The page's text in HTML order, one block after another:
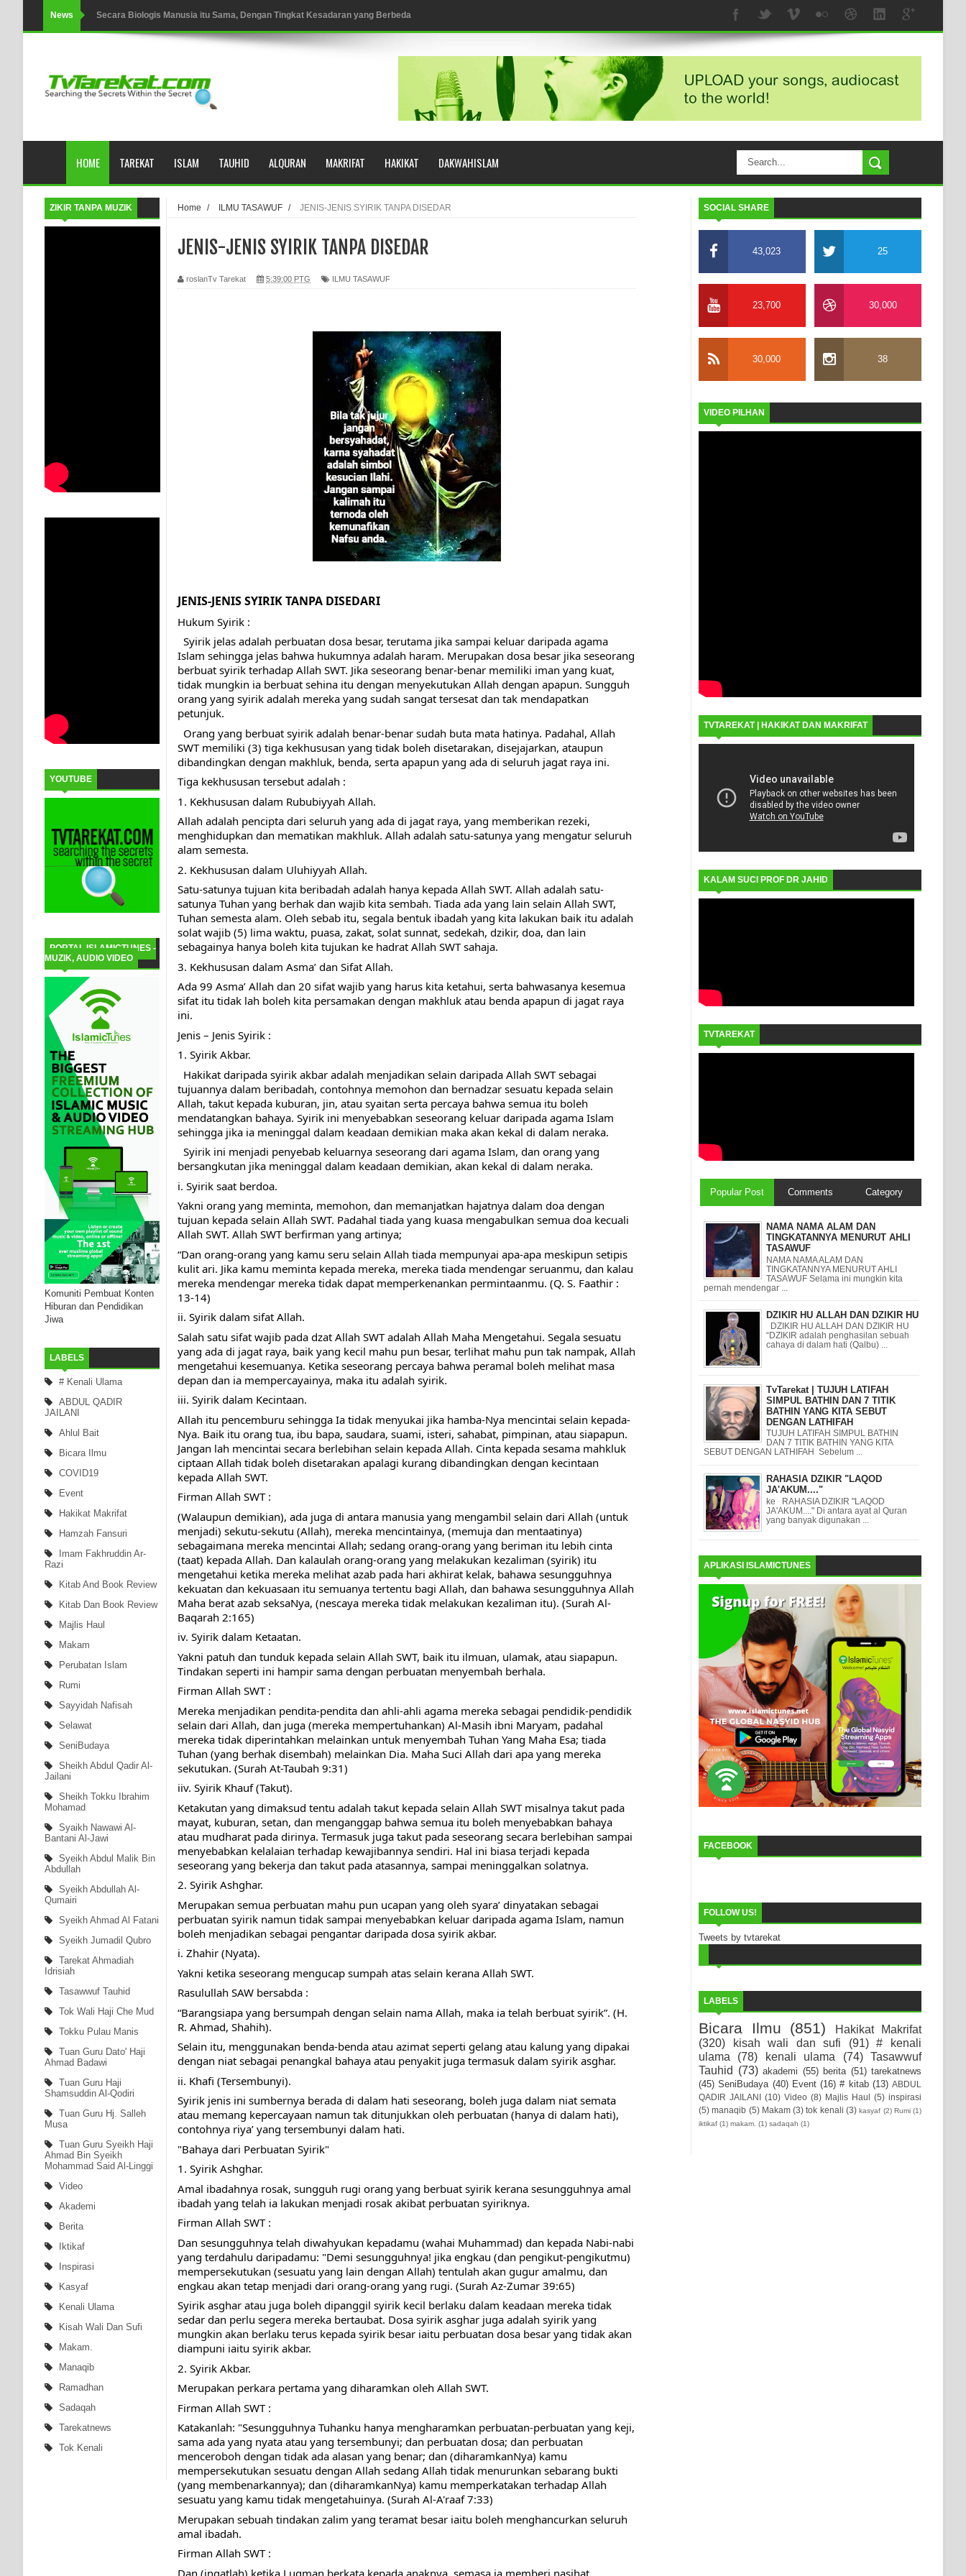
News Secara Biologis Manusia itu Sama, Dengan Tingkat Kesadaran yang Berbeda
WAHDATUL WUJUD, WAHDATU SYUHUD, DAN MANUNGGALING KAWULA GUSTI
WAHDATUL WUJUD ITU APA..??
HIKMAH AL-HIKAM IMAM IBNU ‘AṬĀ’ILLĀH - Peringkat-peringkat Zikir
AHLI SUFFAH: GOLONGAN SUFI PERTAMA DI ZAMAN RASULULLAH SAW?
Integritas amanah.
WAHDATUL WUJUD (IBNU ARABI) DAN WAHDATUS SYUHUD (AHMAD SIRHINDI)
MUKASYAFAH MENURUT AHL AL-SUNNAH WAL JAMA'AH: BUKAN SEKADAR MELIHAT, TETAPI MENGENAL DIRI
KISAH WALI SUFI, YANG BACAAN SURAT AL-FATIHAHNYA TIDAK FASIH. TAPI SINGA PUN TUNDUK PADANYA
SHAYKH TAREKAT ATAU TUKANG SIHIR? JANGAN MUDAH TERPESONA, JANGAN JUGA MUDAH MENGHUKUM
DI TANGAN MURSYID, CINTA MENEMUKAN JALAN PULANG
RAWATAN TAREKAT: APABILA ALLAH MENYEMBUHKAN HATI, JIWA TURUT MENJADI KUAT
TASAWUF: BUKAN AJARAN PELIK, TETAPI JALAN MEMBERSIHKAN HATI
HOME TAREKAT ISLAM TAUHID ALQURAN MAKRIFAT HAKIKAT DAKWAHISLAM
ZIKIR TANPA MUZIK
YOUTUBE
PORTAL ISLAMICTUNES -
MUZIK, AUDIO VIDEO
Komuniti Pembuat Konten
Hiburan dan Pendidikan
Jiwa
LABELS
# Kenali Ulama
ABDUL QADIR
JAILANI
Ahlul Bait
Bicara Ilmu
COVID19
Event
Hakikat Makrifat
Hamzah Fansuri
Imam Fakhruddin Ar-
Razi
Kitab And Book Review
Kitab Dan Book Review
Majlis Haul
Makam
Perubatan Islam
Rumi
Sayyidah Nafisah
Selawat
SeniBudaya
Sheikh Abdul Qadir Al-
Jailani
Sheikh Tokku Ibrahim
Mohamad
Syaikh Nawawi Al-
Bantani Al-Jawi
Syeikh Abdul Malik Bin
Abdullah
Syeikh Abdullah Al-
Qumairi
Syeikh Ahmad Al Fatani
Syeikh Jumadil Qubro
Tarekat Ahmadiah
Idrisiah
Tasawwuf Tauhid
Tok Wali Haji Che Mud
Tokku Pulau Manis
Tuan Guru Dato' Haji
Ahmad Badawi
Tuan Guru Haji
Shamsuddin Al-Qodiri
Tuan Guru Hj. Salleh
Musa
Tuan Guru Syeikh Haji
Ahmad Bin Syeikh
Mohammad Said Al-Linggi
Video
Akademi
Berita
Iktikaf
Inspirasi
Kasyaf
Kenali Ulama
Kisah Wali Dan Sufi
Makam.
Manaqib
Ramadhan
Sadaqah
Tarekatnews
Tok Kenali
Home / ILMU TASAWUF / JENIS-JENIS SYIRIK TANPA DISEDAR
JENIS-JENIS SYIRIK TANPA DISEDAR
roslanTv Tarekat 5:39:00 PTG ILMU TASAWUF
JENIS-JENIS SYIRIK TANPA DISEDARI
Hukum Syirik :
Islam sehingga jelas bahwa hukumnya adalah haram. Merupakan dosa besar jika seseorang
berbuat syirik terhadap Allah SWT. Jika seseorang benar-benar memiliki iman yang kuat,
tidak mungkin ia berbuat sehina itu dengan menyekutukan Allah dengan apapun. Sungguh
orang yang syirik adalah mereka yang sudah sangat tersesat dan tak mendapatkan
petunjuk.
SWT memiliki (3) tiga kekhususan yang tidak boleh disetarakan, disejajarkan, ataupun
dibandingkan dengan makhluk, benda, serta apapun yang ada di seluruh jagat raya ini.
Tiga kekhususan tersebut adalah :
1. Kekhususan dalam Rububiyyah Allah.
Allah adalah pencipta dari seluruh yang ada di jagat raya, yang memberikan rezeki,
menghidupkan dan mematikan makhluk. Allah adalah satu-satunya yang mengatur seluruh
alam semesta.
2. Kekhususan dalam Uluhiyyah Allah.
Satu-satunya tujuan kita beribadah adalah hanya kepada Allah SWT. Allah adalah satu-
satunya Tuhan yang berhak dan wajib kita sembah. Tiada ada yang lain selain Allah SWT,
Tuhan semesta alam. Oleh sebab itu, segala bentuk ibadah yang kita lakukan baik itu adalah
solat wajib (5) lima waktu, puasa, zakat, solat sunnat, sedekah, dzikir, doa, dan lain
sebagainya hanya boleh kita tujukan ke hadrat Allah SWT sahaja.
3. Kekhususan dalam Asma’ dan Sifat Allah.
Ada 99 Asma’ Allah dan 20 sifat wajib yang harus kita ketahui, serta bahwasanya kesemua
sifat itu tidak lah boleh kita persamakan dengan makhluk atau benda apapun di jagat raya
ini.
Jenis – Jenis Syirik :
1. Syirik Akbar.
tujuannya dalam beribadah, contohnya memohon dan bernadzar sesuatu kepada selain
Allah, takut kepada kuburan, jin, atau syaitan serta percaya bahwa semua itu boleh
mendatangkan bahaya. Syirik ini menyebabkan seseorang keluar daripada agama Islam
sehingga jika ia meninggal dalam keadaan demikian maka akan kekal di dalam neraka.
bersangkutan jika meninggal dalam keadaan demikian, akan kekal di dalam neraka.
i. Syirik saat berdoa.
Yakni orang yang meminta, memohon, dan memanjatkan hajatnya dalam doa dengan
tujuan kepada selain Allah SWT. Padahal tiada yang kuasa mengabulkan semua doa kecuali
Allah SWT. Allah SWT berfirman yang artinya;
“Dan orang-orang yang kamu seru selain Allah tiada mempunyai apa-apa meskipun setipis
kulit ari. Jika kamu meminta kepada mereka, mereka tiada mendengar seruanmu, dan kalau
mereka mendengar mereka tidak dapat memperkenankan permintaanmu. (Q. S. Faathir :
13-14)
ii. Syirik dalam sifat Allah.
Salah satu sifat wajib pada dzat Allah SWT adalah Allah Maha Mengetahui. Segala sesuatu
yang ada di jagat raya, baik yang kecil mahu pun besar, terlihat mahu pun tak nampak, Allah
mengetahui kesemuanya. Ketika seseorang percaya bahwa peramal boleh melihat masa
depan dan ia mempercayainya, maka itu adalah syirik.
iii. Syirik dalam Kecintaan.
Allah itu pencemburu sehingga Ia tidak menyukai jika hamba-Nya mencintai selain kepada-
Nya. Baik itu orang tua, ibu bapa, saudara, suami, isteri, sahabat, pimpinan, atau siapapun.
Jangan lah mencintai secara berlebihan selain kepada Allah. Cinta kepada sesama mahkluk
ciptaan Allah tidak boleh disetarakan apalagi kurang dibandingkan dengan kecintaan
kepada Allah SWT.
Firman Allah SWT :
(Walaupun demikian), ada juga di antara manusia yang mengambil selain dari Allah (untuk
menjadi) sekutu-sekutu (Allah), mereka mencintainya, (memuja dan mentaatinya)
sebagaimana mereka mencintai Allah; sedang orang-orang yang beriman itu lebih cinta
(taat) kepada Allah. Dan kalaulah orang-orang yang melakukan kezaliman (syirik) itu
mengetahui ketika mereka melihat azab pada hari akhirat kelak, bahawa sesungguhnya
kekuatan dan kekuasaan itu semuanya tertentu bagi Allah, dan bahawa sesungguhnya Allah
Maha berat azab seksaNya, (nescaya mereka tidak melakukan kezaliman itu). (Surah Al-
Baqarah 2:165)
iv. Syirik dalam Ketaatan.
Yakni patuh dan tunduk kepada selain Allah SWT, baik itu ilmuan, ulamak, atau siapapun.
Tindakan seperti ini hampir sama dengan perbuatan menyembah berhala.
Firman Allah SWT :
Mereka menjadikan pendita-pendita dan ahli-ahli agama mereka sebagai pendidik-pendidik
selain dari Allah, dan juga (mereka mempertuhankan) Al-Masih ibni Maryam, padahal
mereka tidak diperintahkan melainkan untuk menyembah Tuhan Yang Maha Esa; tiada
Tuhan (yang berhak disembah) melainkan Dia. Maha Suci Allah dari apa yang mereka
sekutukan. (Surah At-Taubah 9:31)
iiv. Syirik Khauf (Takut).
Ketakutan yang dimaksud tentu adalah takut kepada selain Allah SWT misalnya takut pada
mayat, kuburan, setan, dan menganggap bahwa semua itu boleh menyebabkan bahaya
atau mudharat pada dirinya. Termasuk juga takut pada seseorang secara berlebihan sampai
menyebabkan kelalaian terhadap kewajibannya sendiri. Hal ini biasa terjadi kepada
seseorang yang bekerja dan takut pada atasannya, sampai meninggalkan solatnya.
2. Syirik Ashghar.
Merupakan semua perbuatan mahu pun ucapan yang oleh syara’ dinyatakan sebagai
perbuatan syirik namun tidak sampai menyebabkan keluar daripada agama Islam, namun
boleh menjadikan sebagai pengantar daripada dosa syirik akbar.
i. Zhahir (Nyata).
Yakni ketika seseorang mengucap sumpah atas selain kerana Allah SWT.
Rasulullah SAW bersabda :
“Barangsiapa yang bersumpah dengan selain nama Allah, maka ia telah berbuat syirik”. (H.
R. Ahmad, Shahih).
Selain itu, menggunakan benda-benda atau azimat seperti gelang atau kalung yang dipakai
dengan niat sebagai penangkal bahaya atau penyakit juga termasuk dalam syirik asghar.
ii. Khafi (Tersembunyi).
Syirik jenis ini sumbernya berada di dalam hati seseorang, boleh juga dalam niat semata
atau memang kepercayaan namun tak ditunjukkan oleh perbuatan (hanya di dalam hati),
contohnya riya’ yang tersembunyi dalam hati.
"Bahaya dari Perbuatan Syirik"
1. Syirik Ashghar.
Amal ibadahnya rosak, sungguh rugi orang yang berbuat syirik kerana sesungguhnya amal
ibadah yang telah ia lakukan menjadi rosak akibat perbuatan syiriknya.
Firman Allah SWT :
Dan sesungguhnya telah diwahyukan kepadamu (wahai Muhammad) dan kepada Nabi-nabi
yang terdahulu daripadamu: "Demi sesungguhnya! jika engkau (dan pengikut-pengikutmu)
mempersekutukan (sesuatu yang lain dengan Allah) tentulah akan gugur amalmu, dan
engkau akan tetap menjadi dari orang-orang yang rugi. (Surah Az-Zumar 39:65)
Syirik asghar atau juga boleh dipanggil syirik kecil berlaku dalam keadaan mereka tidak
sedar dan perlu segera mereka bertaubat. Dosa syirik asghar juga adalah syirik yang
mungkin akan berlaku terus kepada syirik besar iaitu perbuatan dosa besar yang tidak akan
diampuni iaitu syirik akbar.
2. Syirik Akbar.
Merupakan perkara pertama yang diharamkan oleh Allah SWT.
Firman Allah SWT :
Katakanlah: "Sesungguhnya Tuhanku hanya mengharamkan perbuatan-perbuatan yang keji,
sama ada yang nyata atau yang tersembunyi; dan perbuatan dosa; dan perbuatan
menceroboh dengan tidak ada alasan yang benar; dan (diharamkanNya) kamu
mempersekutukan sesuatu dengan Allah sedang Allah tidak menurunkan sebarang bukti
(yang membenarkannya); dan (diharamkanNya) kamu memperkatakan terhadap Allah
sesuatu yang kamu tidak mengetahuinya. (Surah Al-A'raaf 7:33)
Merupakan sebuah tindakan zalim yang teramat besar iaitu boleh menghancurkan seluruh
amal ibadah.
Firman Allah SWT :
Dan (ingatlah) ketika Luqman berkata kepada anaknya, semasa ia memberi nasihat
SOCIAL SHARE
43,023 25
23,700 30,000
30,000 38
VIDEO PILHAN
TVTAREKAT | HAKIKAT DAN MAKRIFAT
KALAM SUCI PROF DR JAHID
TVTAREKAT
Popular Post Comments Category
NAMA NAMA ALAM DAN
TINGKATANNYA MENURUT AHLI
TASAWUF
NAMA NAMA ALAM DAN
TINGKATANNYA MENURUT AHLI
TASAWUF Selama ini mungkin kita
pernah mendengar ...
DZIKIR HU ALLAH DAN DZIKIR HU
DZIKIR HU ALLAH DAN DZIKIR HU
“DZIKIR adalah penghasilan sebuah
cahaya di dalam hati (Qalbu) ...
TvTarekat | TUJUH LATIFAH
SIMPUL BATHIN DAN 7 TITIK
BATHIN YANG KITA SEBUT
DENGAN LATHIFAH
TUJUH LATIFAH SIMPUL BATHIN
DAN 7 TITIK BATHIN YANG KITA
SEBUT DENGAN LATHIFAH Sebelum ...
RAHASIA DZIKIR "LAQOD
JA'AKUM...."
ke RAHASIA DZIKIR "LAQOD
JA'AKUM...." Di antara ayat al Quran
yang banyak digunakan ...
APLIKASI ISLAMICTUNES
FACEBOOK
FOLLOW US!
Tweets by tvtarekat
LABELS
Bicara Ilmu (851)
Hakikat Makrifat
(320)
kisah wali dan sufi (91)
# kenali
ulama
(78) kenali ulama (74)
Tasawwuf
Tauhid (73) akademi (55) berita (51) tarekatnews
(45) SeniBudaya (40) Event (16) # kitab (13) ABDUL
QADIR JAILANI
(10) Video (8) Majlis Haul (5) inspirasi
(5) manaqib (5) Makam (3) tok kenali (3) kasyaf (2) Rumi (1)
iktikaf (1) makam. (1) sadaqah (1)